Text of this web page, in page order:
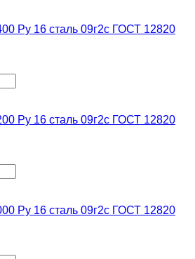
Ру 16 сталь 09г2с ГОСТ 12820
Ру 16 сталь 09г2с ГОСТ 12820
Ру 16 сталь 09г2с ГОСТ 12820